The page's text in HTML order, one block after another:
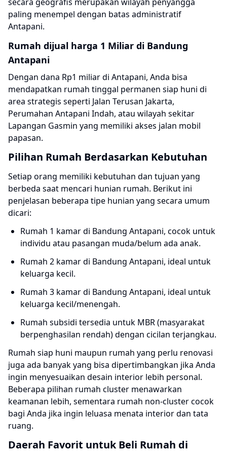
paling menempel dengan batas administratif
Antapani.
Rumah dijual harga 1 Miliar di Bandung
Antapani
Dengan dana Rp1 miliar di Antapani, Anda bisa
mendapatkan rumah tinggal permanen siap huni di
area strategis seperti Jalan Terusan Jakarta,
Perumahan Antapani Indah, atau wilayah sekitar
Lapangan Gasmin yang memiliki akses jalan mobil
papasan.
Pilihan Rumah Berdasarkan Kebutuhan
Setiap orang memiliki kebutuhan dan tujuan yang
berbeda saat mencari hunian rumah. Berikut ini
penjelasan beberapa tipe hunian yang secara umum
dicari:
Rumah 1 kamar di Bandung Antapani, cocok untuk
individu atau pasangan muda/belum ada anak.
Rumah 2 kamar di Bandung Antapani, ideal untuk
keluarga kecil.
Rumah 3 kamar di Bandung Antapani, ideal untuk
keluarga kecil/menengah.
Rumah subsidi tersedia untuk MBR (masyarakat
berpenghasilan rendah) dengan cicilan terjangkau.
Rumah siap huni maupun rumah yang perlu renovasi
juga ada banyak yang bisa dipertimbangkan jika Anda
ingin menyesuaikan desain interior lebih personal.
Beberapa pilihan rumah cluster menawarkan
keamanan lebih, sementara rumah non-cluster cocok
bagi Anda jika ingin leluasa menata interior dan tata
ruang.
Daerah Favorit untuk Beli Rumah di